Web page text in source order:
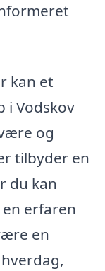
kan et
i Vodskov
og
tilbyder en
du kan
erfaren
en